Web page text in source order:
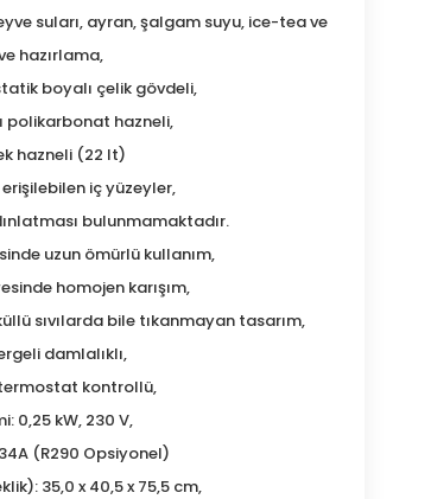
suları, ayran, şalgam suyu, ice-tea ve
hazırlama,
boyalı çelik gövdeli,
polikarbonat hazneli,
hazneli (22 lt)
iç yüzeyler,
bulunmamaktadır.
uzun ömürlü kullanım,
homojen karışım,
sıvılarda bile tıkanmayan tasarım,
damlalıklı,
kontrollü,
0,25 kW, 230 V,
(R290 Opsiyonel)
35,0 x 40,5 x 75,5 cm,